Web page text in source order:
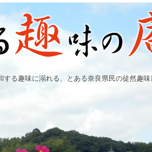
する趣味に溺れる、とある奈良県民の徒然趣味